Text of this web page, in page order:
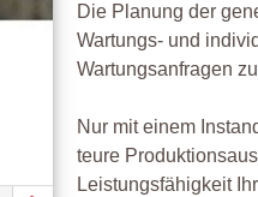
Die Planung der
Wartungs- und
Wartungsanfragen
Nur mit einem
teure
Leistungsfähigkeit